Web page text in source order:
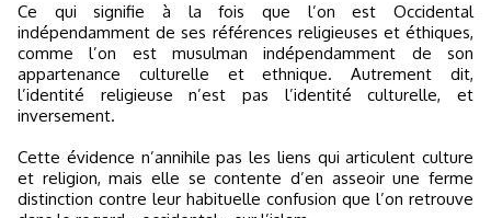
Ce qui signifie à la fois que l’on est Occidental
indépendamment de ses références religieuses et éthiques,
comme l’on est musulman indépendamment de son
appartenance culturelle et ethnique. Autrement dit,
l’identité religieuse n’est pas l’identité culturelle, et
inversement.
Cette évidence n’annihile pas les liens qui articulent culture
et religion, mais elle se contente d’en asseoir une ferme
distinction contre leur habituelle confusion que l’on retrouve